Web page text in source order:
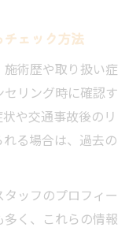
ェック方法
術歴や取り扱い症
リング時に確認す
や交通事故後のリ
る場合は、過去の
ッフのプロフィー
く、これらの情報